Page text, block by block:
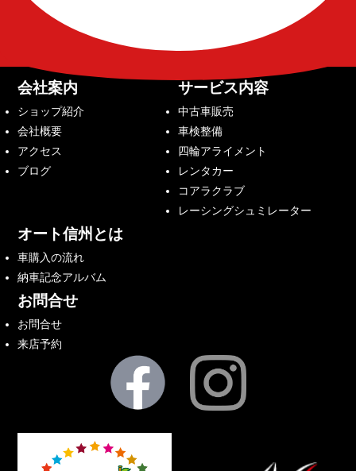
会社案内
ショップ紹介
会社概要
アクセス
ブログ
サービス内容
中古車販売
車検整備
四輪アライメント
レンタカー
コアラクラブ
レーシングシュミレーター
オート信州とは
車購入の流れ
納車記念アルバム
お問合せ
お問合せ
来店予約